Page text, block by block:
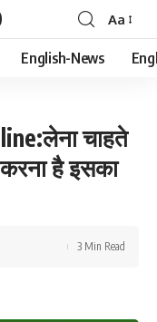
Font
Resizer
Aa
English-News
चाहते
है इसका
3 Min Read